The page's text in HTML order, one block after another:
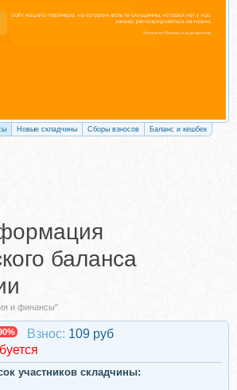
Новые складчины Сборы взносов Баланс и кешбек
баланса
и финансы"
Взнос: 109 руб
участников складчины: